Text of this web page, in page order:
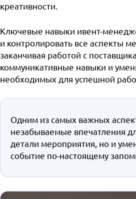
креативности.
Ключевые навыки ивент-
и контролировать все аспекты
заканчивая работой с
коммуникативные навыки и
необходимых для успешной
Одним из самых важных
незабываемые впечатления
детали мероприятия, но и
событие по-настоящему